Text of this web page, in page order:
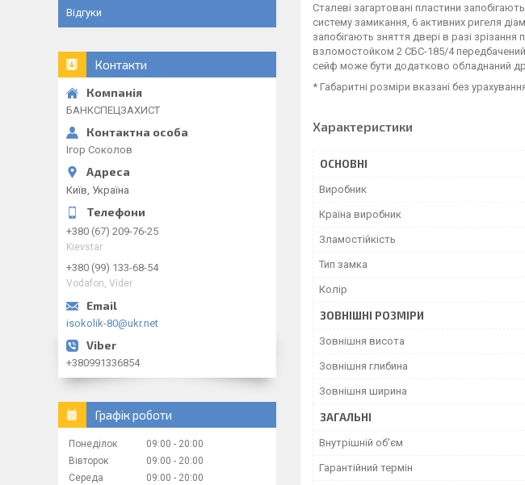
Сталеві загартовані пластини
систему замикання, 6 активних ригеля
запобігають зняття двері в разі
взломостойком 2 СБС-185/4 передбачений
сейф може бути додатково обладнаний
* Габаритні розміри вказані без
Характеристики
ОСНОВНІ
Виробник
Країна виробник
Зламостійкість
Тип замка
Колір
ЗОВНІШНІ РОЗМІРИ
Зовнішня висота
Зовнішня глибина
Зовнішня ширина
ЗАГАЛЬНІ
Внутрішній об'єм
Гарантійний термін
Відгуки
Контакти
БАНКСПЕЦЗАХИСТ
Ігор Соколов
Київ, Україна
+380 (67) 209-76-25
Kievstar
+380 (99) 133-68-54
Vodafon, Vider
isokolik-80@ukr.net
+380991336854
Графік роботи
Понеділок 09:00
20:00
Вівторок
09:00
20:00
Середа
09:00
20:00